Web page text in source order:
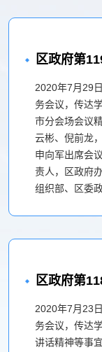
区政府第
2020年7月29
务会议，传达
市分会场会议
云彬、倪前龙
申向军出席会
责人，区政府
组织部、区委
区政府第
2020年7月23
务会议，传达
讲话精神等事